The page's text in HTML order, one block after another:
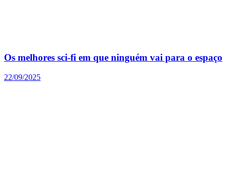
Os melhores sci-fi em que ninguém vai para o espaço
22/09/2025